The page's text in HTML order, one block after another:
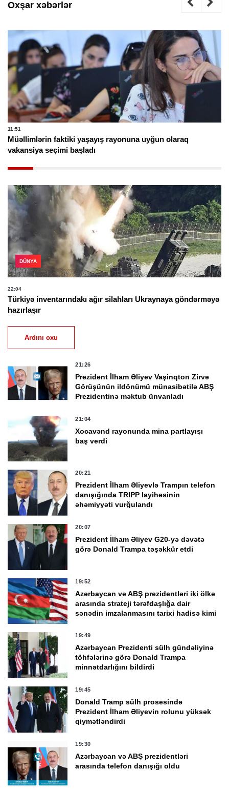
Oxşar xəbərlər
11:51
Müəllimlərin faktiki yaşayış rayonuna uyğun olaraq
vakansiya seçimi başladı
DÜNYA
22:04
Türkiyə inventarındakı ağır silahları Ukraynaya göndərməyə
hazırlaşır
Ardını oxu
21:26
Prezident İlham Əliyev Vaşinqton Zirvə
Görüşünün ildönümü münasibətilə ABŞ
Prezidentinə məktub ünvanladı
21:04
Xocavənd rayonunda mina partlayışı
baş verdi
20:21
Prezident İlham Əliyevlə Trampın telefon
danışığında TRIPP layihəsinin
əhəmiyyəti vurğulandı
20:07
Prezident İlham Əliyev G20-yə dəvətə
görə Donald Trampa təşəkkür etdi
19:52
Azərbaycan və ABŞ prezidentləri iki ölkə
arasında strateji tərəfdaşlığa dair
sənədin imzalanmasını tarixi hadisə kimi
19:49
Azərbaycan Prezidenti sülh gündəliyinə
töhfələrinə görə Donald Trampa
minnətdarlığını bildirdi
19:45
Donald Tramp sülh prosesində
Prezident İlham Əliyevin rolunu yüksək
qiymətləndirdi
19:30
Azərbaycan və ABŞ prezidentləri
arasında telefon danışığı oldu